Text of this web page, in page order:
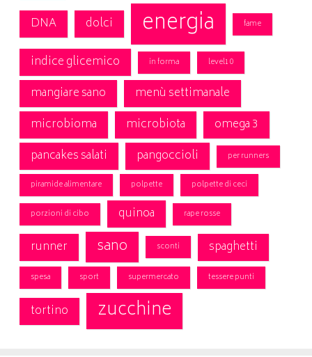
DNA dolci energia fame
indice glicemico in forma level10
mangiare sano
menù settimanale
microbioma
microbiota
omega 3
pancakes salati
pangoccioli per runners
piramide alimentare polpette polpette di ceci
porzioni di cibo quinoa rape rosse
runner sano sconti spaghetti
spesa sport supermercato tessere punti
tortino zucchine